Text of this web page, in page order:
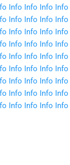
Info Info Info Info
Info Info Info Info
Info Info Info Info
Info Info Info Info
Info Info Info Info
Info Info Info Info
Info Info Info Info
Info Info Info Info
Info Info Info Info